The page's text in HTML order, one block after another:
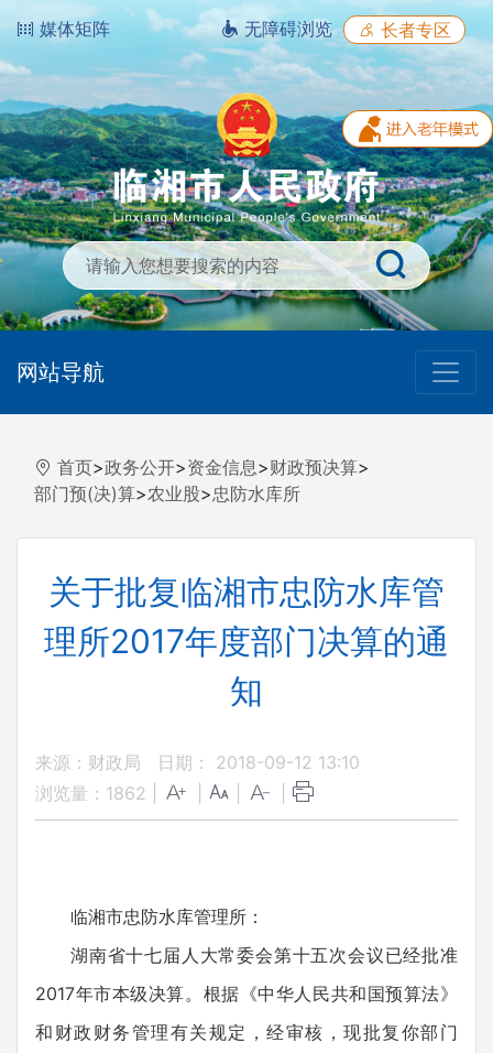
媒体矩阵 无障碍浏览 长者专区
网站导航
首页>政务公开>资金信息>财政预决算>
部门预(决)算>农业股>忠防水库所
关于批复临湘市忠防水库管
理所2017年度部门决算的通
知
来源：财政局
日期： 2018-09-12 13:10
浏览量： 1862
临湘市忠防水库管理所：
湖南省十七届人大常委会第十五次会议已经批准
2017年市本级决算。根据《中华人民共和国预算法》
和财政财务管理有关规定，经审核，现批复你部门